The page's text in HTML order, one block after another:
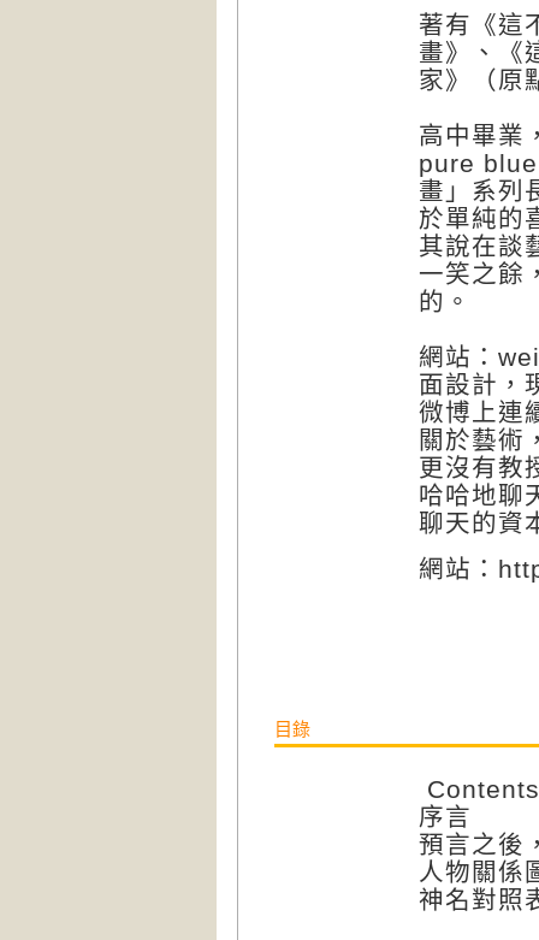
著有《這
畫》、《
家》（原
高中畢業
pure blue
畫」系列
於單純的
其說在談
一笑之餘
的。
網站：
面設計，
微博上連
關於藝術
更沒有教
哈哈地聊
聊天的資
網站：
目錄
Contents
序言
預言之後
人物關係
神名對照